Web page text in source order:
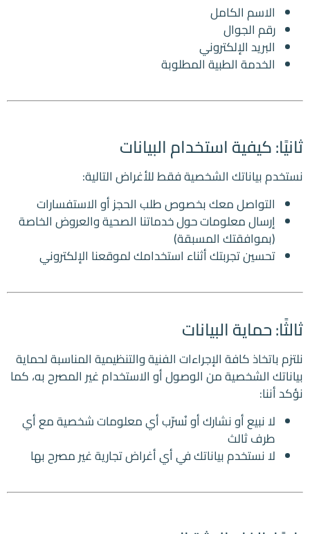
الاسم الكامل
رقم الجوال
البريد الإلكتروني
الخدمة الطبية المطلوبة
ثانيًا: كيفية استخدام البيانات
نستخدم بياناتك الشخصية فقط للأغراض التالية:
التواصل معك بخصوص طلب الحجز أو الاستفسارات
إرسال معلومات حول خدماتنا الصحية والعروض الخاصة
(بموافقتك المسبقة)
تحسين تجربتك أثناء استخدامك لموقعنا الإلكتروني
ثالثًا: حماية البيانات
نلتزم باتخاذ كافة الإجراءات الفنية والتنظيمية المناسبة لحماية
بياناتك الشخصية من الوصول أو الاستخدام غير المصرح به، كما
نؤكد أننا:
لا نبيع أو نشارك أو نُسرّب أي معلومات شخصية مع أي
طرف ثالث
لا نستخدم بياناتك في أي أغراض تجارية غير مصرح بها